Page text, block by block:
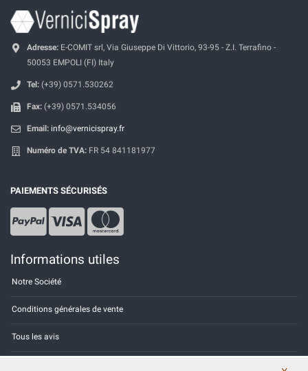
Adresse: E-COMIT srl, Via Giuseppe Di Vittorio, 93-95 - Z.I. Terrafino -
50053 EMPOLI (FI) Italy
Tel: (+39) 0571.530262
Fax: (+39) 0571.534056
Email: info@vernicispray.fr
Numéro de TVA: FR 54 841181977
PAIEMENTS SÉCURISÉS
Informations utiles
Notre Société
Conditions générales de vente
Tous les avis